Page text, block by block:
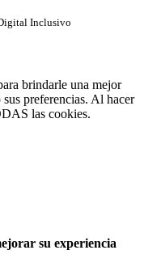
Inclusivo
brindarle una mejor
preferencias. Al hacer
las cookies.
su experiencia